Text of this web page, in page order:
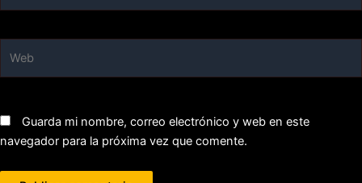
Guarda mi nombre, correo electrónico y web en este
navegador para la próxima vez que comente.